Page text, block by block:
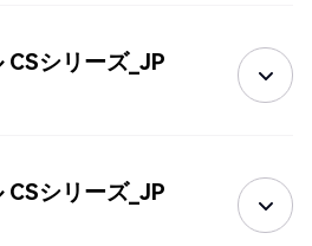
シリーズ_JP
シリーズ_JP